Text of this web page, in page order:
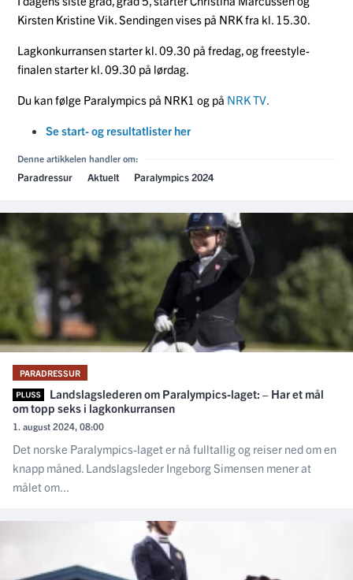
Kirsten Kristine Vik. Sendingen vises på NRK fra kl. 15.30.
Lagkonkurransen starter kl. 09.30 på fredag, og freestyle-
finalen starter kl. 09.30 på lørdag.
Du kan følge Paralympics på NRK1 og på NRK TV.
Se start- og resultatlister her
Denne artikkelen handler om:
Paradressur Aktuelt Paralympics 2024
PARADRESSUR
Landslagslederen om Paralympics-laget: – Har et mål
om topp seks i lagkonkurransen
1. august 2024, 08:00
Det norske Paralympics-laget er nå fulltallig og reiser ned om en
knapp måned. Landslagsleder Ingeborg Simensen mener at
målet om...